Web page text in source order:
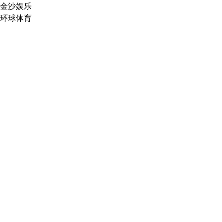
金沙娱乐
环球体育